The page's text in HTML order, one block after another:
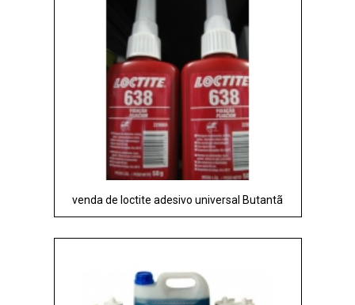
venda de loctite adesivo universal Butantã